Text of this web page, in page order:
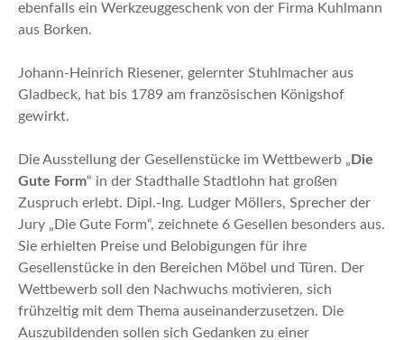
ebenfalls ein Werkzeuggeschenk von der Firma Kuhlmann
aus Borken.
Johann-Heinrich Riesener, gelernter Stuhlmacher aus
Gladbeck, hat bis 1789 am französischen Königshof
gewirkt.
Die Ausstellung der Gesellenstücke im Wettbewerb „ Die
Gute Form“ in der Stadthalle Stadtlohn hat großen
Zuspruch erlebt. Dipl.-Ing. Ludger Möllers, Sprecher der
Jury „Die Gute Form“, zeichnete 6 Gesellen besonders aus.
Sie erhielten Preise und Belobigungen für ihre
Gesellenstücke in den Bereichen Möbel und Türen. Der
Wettbewerb soll den Nachwuchs motivieren, sich
frühzeitig mit dem Thema auseinanderzusetzen. Die
Auszubildenden sollen sich Gedanken zu einer